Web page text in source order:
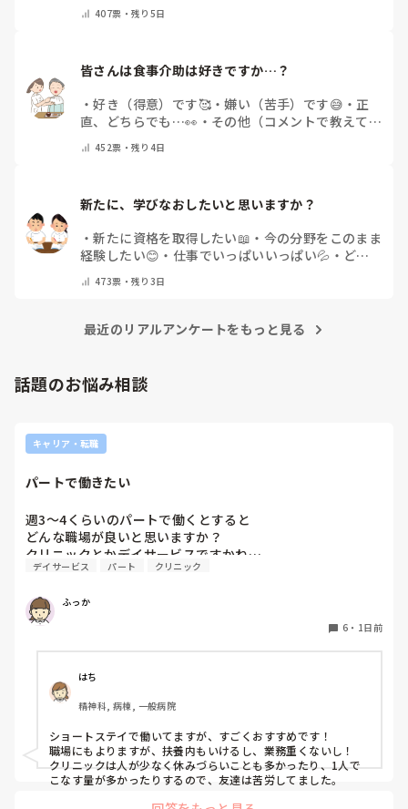
士 糖尿病療養指導士
内視鏡技師・その他(コメントで教えて下さい)
407票・残り5日
皆さんは食事介助は好きですか…？
・好き（得意）です🥰・嫌い（苦手）です😅 ・正
直、どちらでも…👀 ・ その他（コメントで教えてく
ださい）
452票・残り4日
新たに、学びなおしたいと思いますか？
・新たに資格を取得したい📖 ・ 今の分野をこのまま
経験したい😊 ・ 仕事でいっぱいいっぱい💦 ・ どん
な自分になりたいか探し中🧐
教えてください）
473票・残り3日
最近のリアルアンケートをもっと見る
話題のお悩み相談
キャリア・転職
パートで働きたい
週3〜4くらいのパートで働くとすると
どんな職場が良いと思いますか？
クリニックとかデイサービスですかね…
デイサービス パート クリニック
ふっか
6 ・ 1日前
はち
精神科, 病棟, 一般病院
ショートステイで働いてますが、すごくおすすめです！
職場にもよりますが、扶養内もいけるし、業務重くないし！
クリニックは人が少なく休みづらいことも多かったり、1人で
こなす量が多かったりするので、友達は苦労してました。